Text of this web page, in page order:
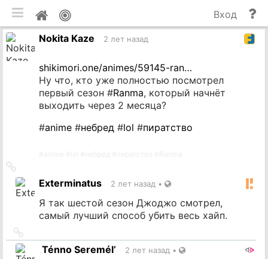
Мой
профиль
и
Вход
Nokita Kaze
2 лет назад
shikimori.one/animes/59145-ran…
Ну что, кто уже полностью посмотрел
первый сезон #Ranma, который начнёт
выходить через 2 месяца?
#anime #небред #lol #пиратство
на
источникExterminatus 2 лет назад •
Я так шестой сезон Джоджо смотрел,
самый лучший способ убить весь хайп.
на
источникTénno Seremél’ 2 лет назад •
мобильная версия